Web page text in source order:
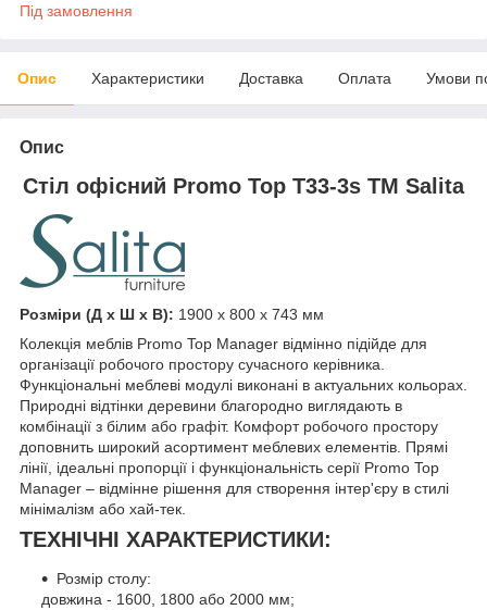
Під замовлення
Опис Характеристики Доставка Оплата Умови
Опис
Стіл офісний Promo Top T33-3s ТМ Salita
Розміри (Д x Ш x В): 1900 x 800 x 743 мм
Колекція меблів Promo Top Manager відмінно підійде для
організації робочого простору сучасного керівника.
Функціональні меблеві модулі виконані в актуальних кольорах.
Природні відтінки деревини благородно виглядають в
комбінації з білим або графіт. Комфорт робочого простору
доповнить широкий асортимент меблевих елементів. Прямі
лінії, ідеальні пропорції і функціональність серії Promo Top
Manager – відмінне рішення для створення інтер'єру в стилі
мінімалізм або хай-тек.
ТЕХНІЧНІ ХАРАКТЕРИСТИКИ:
Розмір столу:
довжина - 1600, 1800 або 2000 мм;